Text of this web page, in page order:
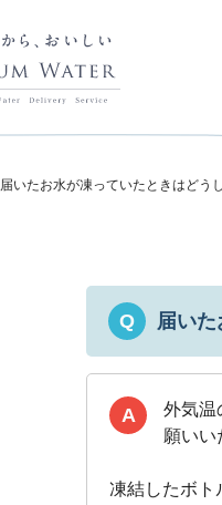
届いたお水が凍っていたときはどう
Q 届い
A 外気温
願いい
凍結したボト